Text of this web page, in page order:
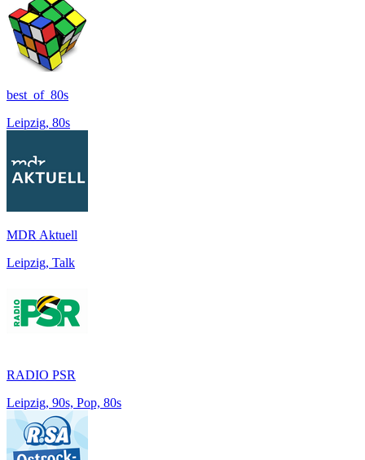
best_of_80s
Leipzig, 80s
MDR Aktuell
Leipzig, Talk
RADIO PSR
Leipzig, 90s, Pop, 80s